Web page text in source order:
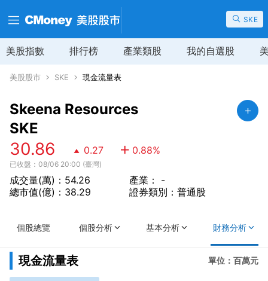
SKE
美股指數 排行榜 產業類股 我的自選股
美股股市 SKE 現金流量表
Skeena Resources
SKE
30.86 0.27 0.88%
已收盤：08/06 20:00 (臺灣)
成交量(萬)：54.26
總市值(億)：38.29
產業： -
證券類別：普通股
個股總覽 個股分析 基本分析 財務分析
現金流量表 單位：百萬元